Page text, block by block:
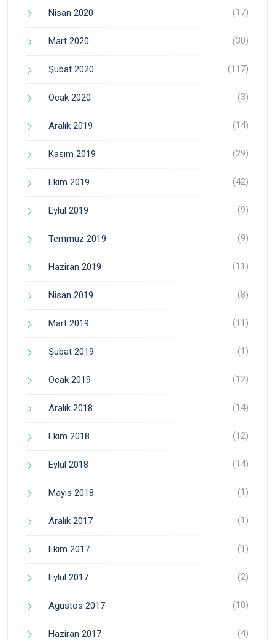
Nisan 2020 (17)
Mart 2020 (30)
Şubat 2020 (117)
Ocak 2020 (3)
Aralık 2019 (14)
Kasım 2019 (29)
Ekim 2019 (42)
Eylül 2019 (9)
Temmuz 2019 (9)
Haziran 2019 (11)
Nisan 2019 (8)
Mart 2019 (11)
Şubat 2019 (1)
Ocak 2019 (12)
Aralık 2018 (14)
Ekim 2018 (12)
Eylül 2018 (14)
Mayıs 2018 (1)
Aralık 2017 (1)
Ekim 2017 (1)
Eylül 2017 (2)
Ağustos 2017 (10)
Haziran 2017 (4)